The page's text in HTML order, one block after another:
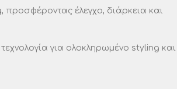
, προσφέροντας έλεγχο, διάρκεια και
για ολοκληρωμένο styling και